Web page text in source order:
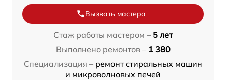
Вызвать мастера
Стаж работы мастером – 5 лет
Выполнено ремонтов – 1 380
Специализация – ремонт стиральных машин
и микроволновых печей